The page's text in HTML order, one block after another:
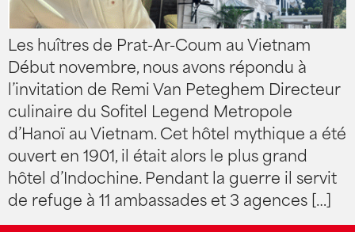
Les huîtres de Prat-Ar-Coum au Vietnam
Début novembre, nous avons répondu à
l’invitation de Remi Van Peteghem Directeur
culinaire du Sofitel Legend Metropole
d’Hanoï au Vietnam. Cet hôtel mythique a été
ouvert en 1901, il était alors le plus grand
hôtel d’Indochine. Pendant la guerre il servit
de refuge à 11 ambassades et 3 agences […]